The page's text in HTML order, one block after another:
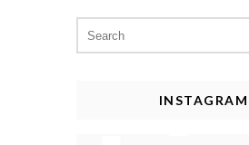
for:
INSTAGRAM